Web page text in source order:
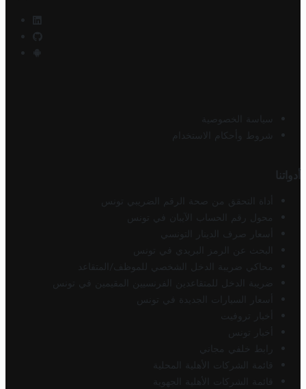
سياسة الخصوصية
شروط وأحكام الاستخدام
أدواتنا
أداة التحقق من صحة الرقم الضريبي تونس
محول رقم الحساب الآيبان في تونس
أسعار صرف الدينار التونسي
البحث عن الرمز البريدي في تونس
محاكي ضريبة الدخل الشخصي للموظف/المتقاعد
ضريبة الدخل للمتقاعدين الفرنسيين المقيمين في تونس
أسعار السيارات الجديدة في تونس
أخبار تروفيت
أخبار تونس
رابط خلفي مجاني
قائمة الشركات الأهلية المحلية
قائمة الشركات الأهلية الجهوية